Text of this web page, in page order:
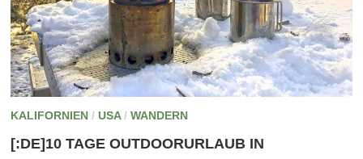
KALIFORNIEN/ USA/ WANDERN
[:DE]10 TAGE OUTDOORURLAUB IN